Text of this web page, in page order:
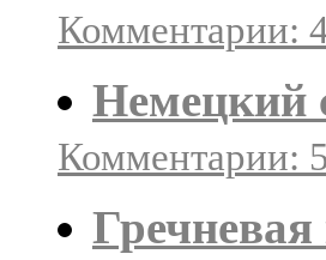
Комментарии:
Немецкий
Комментарии: